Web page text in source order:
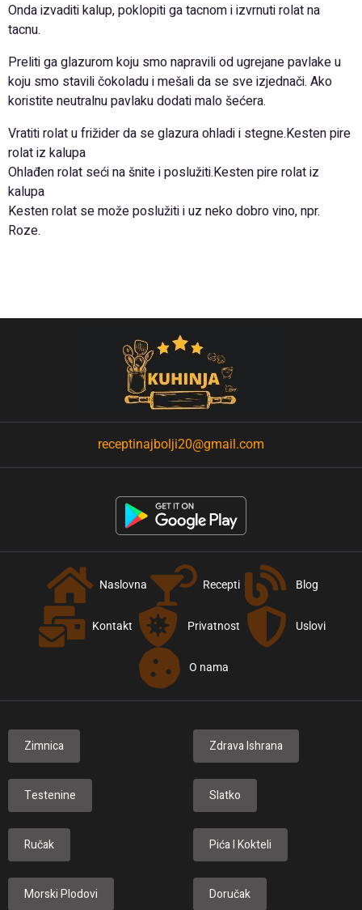
Onda izvaditi kalup, poklopiti ga tacnom i izvrnuti rolat na
tacnu.
Preliti ga glazurom koju smo napravili od ugrejane pavlake u
koju smo stavili čokoladu i mešali da se sve izjednači. Ako
koristite neutralnu pavlaku dodati malo šećera.
Vratiti rolat u frižider da se glazura ohladi i stegne.Kesten pire
rolat iz kalupa
Ohlađen rolat seći na šnite i poslužiti.Kesten pire rolat iz
kalupa
Kesten rolat se može poslužiti i uz neko dobro vino, npr.
Roze.
receptinajbolji20@gmail.com
Naslovna Recepti Blog
Kontakt Privatnost Uslovi
O nama
Zimnica Zdrava Ishrana
Testenine Slatko
Ručak Pića I Kokteli
Morski Plodovi Doručak